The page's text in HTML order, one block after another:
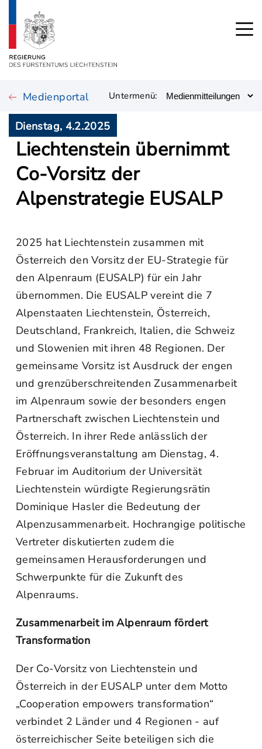
Medienportal Untermenü:
Dienstag, 4.2.2025
Liechtenstein übernimmt
Co-Vorsitz der
Alpenstrategie EUSALP
2025 hat Liechtenstein zusammen mit
Österreich den Vorsitz der EU-Strategie für
den Alpenraum (EUSALP) für ein Jahr
übernommen. Die EUSALP vereint die 7
Alpenstaaten Liechtenstein, Österreich,
Deutschland, Frankreich, Italien, die Schweiz
und Slowenien mit ihren 48 Regionen. Der
gemeinsame Vorsitz ist Ausdruck der engen
und grenzüberschreitenden Zusammenarbeit
im Alpenraum sowie der besonders engen
Partnerschaft zwischen Liechtenstein und
Österreich. In ihrer Rede anlässlich der
Eröffnungsveranstaltung am Dienstag, 4.
Februar im Auditorium der Universität
Liechtenstein würdigte Regierungsrätin
Dominique Hasler die Bedeutung der
Alpenzusammenarbeit. Hochrangige politische
Vertreter diskutierten zudem die
gemeinsamen Herausforderungen und
Schwerpunkte für die Zukunft des
Alpenraums.
Zusammenarbeit im Alpenraum fördert
Transformation
Der Co-Vorsitz von Liechtenstein und
Österreich in der EUSALP unter dem Motto
„Cooperation empowers transformation“
verbindet 2 Länder und 4 Regionen - auf
österreichischer Seite beteiligen sich die